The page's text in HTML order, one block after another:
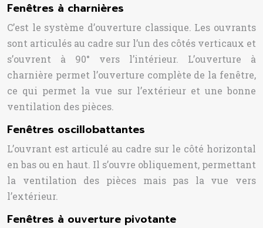
Fenêtres à charnières
C’est le système d’ouverture classique. Les ouvrants
sont articulés au cadre sur l’un des côtés verticaux et
s’ouvrent à 90° vers l’intérieur. L’ouverture à
charnière permet l’ouverture complète de la fenêtre,
ce qui permet la vue sur l’extérieur et une bonne
ventilation des pièces.
Fenêtres oscillobattantes
L’ouvrant est articulé au cadre sur le côté horizontal
en bas ou en haut. Il s’ouvre obliquement, permettant
la ventilation des pièces mais pas la vue vers
l’extérieur.
Fenêtres à ouverture pivotante